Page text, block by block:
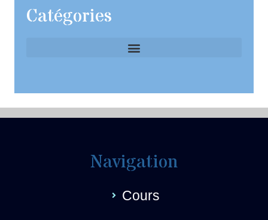
Catégories
Navigation
Cours